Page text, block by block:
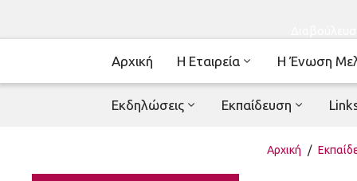
Αρχική Η Εταιρεία Η Ένωση
Εκδηλώσεις Εκπαίδευση
Αρχική /